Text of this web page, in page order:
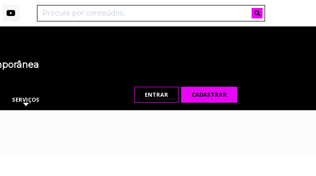
SERVIÇOS
ENTRAR CADASTRAR